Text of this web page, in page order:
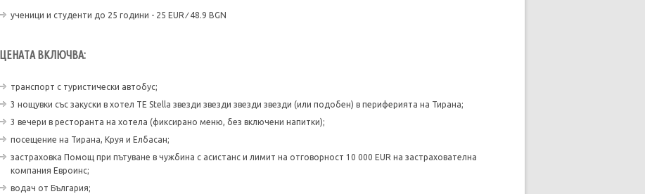
ученици и студенти до 25 години - 25 EUR ∕ 48.9 BGN
ЦЕНАТА ВКЛЮЧВА:
транспорт с туристически автобус;
3 нощувки със закуски в хотел TE Stella звезди звезди звезди звезди (или подобен) в периферията на Тирана;
3 вечери в ресторанта на хотела (фиксирано меню, без включени напитки);
посещение на Тирана, Круя и Елбасан;
застраховка Помощ при пътуване в чужбина с асистанс и лимит на отговорност 10 000 EUR на застрахователна
компания Евроинс;
водач от България;